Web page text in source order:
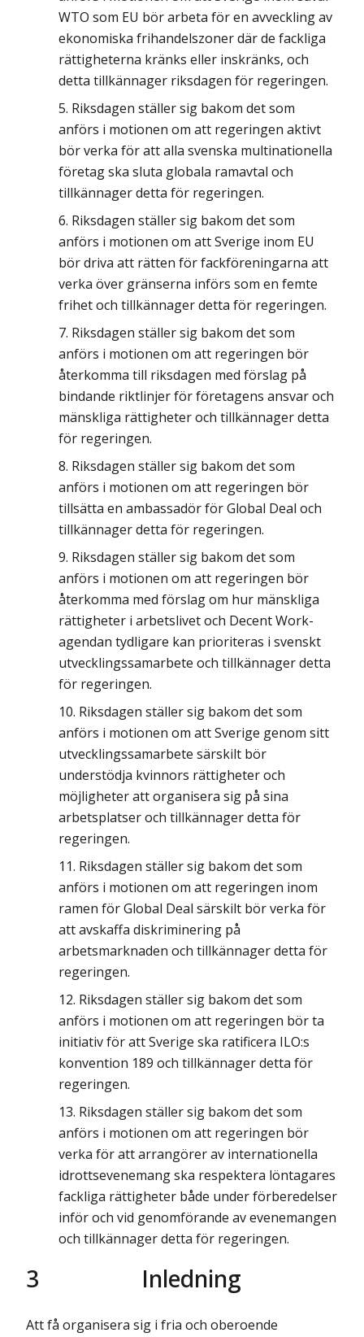
WTO som EU bör arbeta för en avveckling av
ekonomiska frihandelszoner där de fackliga
rättigheterna kränks eller inskränks, och
detta tillkännager riksdagen för regeringen.
Riksdagen ställer sig bakom det som
anförs i motionen om att regeringen aktivt
bör verka för att alla svenska multinationella
företag ska sluta globala ramavtal och
tillkännager detta för regeringen.
Riksdagen ställer sig bakom det som
anförs i motionen om att Sverige inom EU
bör driva att rätten för fackföreningarna att
verka över gränserna införs som en femte
frihet och tillkännager detta för regeringen.
Riksdagen ställer sig bakom det som
anförs i motionen om att regeringen bör
återkomma till riksdagen med förslag på
bindande riktlinjer för företagens ansvar och
mänskliga rättigheter och tillkännager detta
för regeringen.
Riksdagen ställer sig bakom det som
anförs i motionen om att regeringen bör
tillsätta en ambassadör för Global Deal och
tillkännager detta för regeringen.
Riksdagen ställer sig bakom det som
anförs i motionen om att regeringen bör
återkomma med förslag om hur mänskliga
rättigheter i arbetslivet och Decent Work-
agendan tydligare kan prioriteras i svenskt
utvecklingssamarbete och tillkännager detta
för regeringen.
Riksdagen ställer sig bakom det som
anförs i motionen om att Sverige genom sitt
utvecklingssamarbete särskilt bör
understödja kvinnors rättigheter och
möjligheter att organisera sig på sina
arbetsplatser och tillkännager detta för
regeringen.
Riksdagen ställer sig bakom det som
anförs i motionen om att regeringen inom
ramen för Global Deal särskilt bör verka för
att avskaffa diskriminering på
arbetsmarknaden och tillkännager detta för
regeringen.
Riksdagen ställer sig bakom det som
anförs i motionen om att regeringen bör ta
initiativ för att Sverige ska ratificera ILO:s
konvention 189 och tillkännager detta för
regeringen.
Riksdagen ställer sig bakom det som
anförs i motionen om att regeringen bör
verka för att arrangörer av internationella
idrottsevenemang ska respektera löntagares
fackliga rättigheter både under förberedelser
inför och vid genomförande av evenemangen
och tillkännager detta för regeringen.
3 Inledning
Att få organisera sig i fria och oberoende